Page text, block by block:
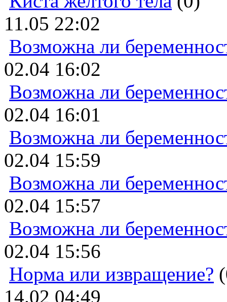
11.05 22:02
Возможна ли
02.04 16:02
Возможна ли
02.04 16:01
Возможна ли
02.04 15:59
Возможна ли
02.04 15:57
Возможна ли
02.04 15:56
Норма или извращение?
14.02 04:49